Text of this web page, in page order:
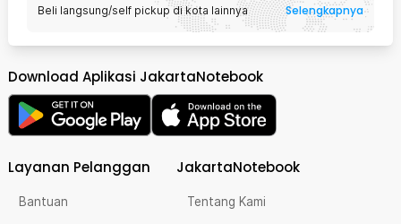
Beli langsung/self pickup di kota lainnya Selengkapnya
Download Aplikasi JakartaNotebook
Layanan Pelanggan
Bantuan
JakartaNotebook
Tentang Kami